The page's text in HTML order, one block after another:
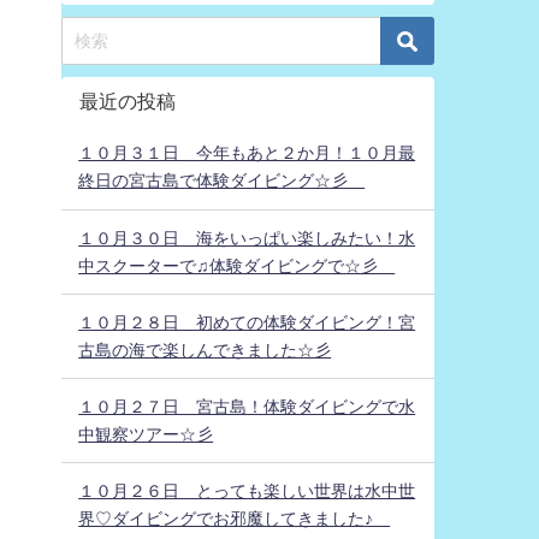
最近の投稿
１０月３１日 今年もあと２か月！１０月最
終日の宮古島で体験ダイビング☆彡
１０月３０日 海をいっぱい楽しみたい！水
中スクーターで♫体験ダイビングで☆彡
１０月２８日 初めての体験ダイビング！宮
古島の海で楽しんできました☆彡
１０月２７日 宮古島！体験ダイビングで水
中観察ツアー☆彡
１０月２６日 とっても楽しい世界は水中世
界♡ダイビングでお邪魔してきました♪